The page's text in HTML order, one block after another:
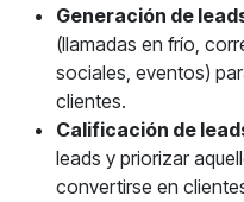
Generación de
(llamadas en frío,
sociales, eventos)
clientes.​
Calificación de
leads y priorizar
convertirse en